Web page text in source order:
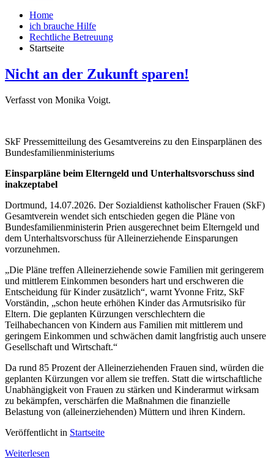
Home
ich brauche Hilfe
Rechtliche Betreuung
Startseite
Nicht an der Zukunft sparen!
Verfasst von Monika Voigt.
SkF Pressemitteilung des Gesamtvereins zu den Einsparplänen des
Bundesfamilienministeriums
Einsparpläne beim Elterngeld und Unterhaltsvorschuss sind
inakzeptabel
Dortmund, 14.07.2026. Der Sozialdienst katholischer Frauen (SkF)
Gesamtverein wendet sich entschieden gegen die Pläne von
Bundesfamilienministerin Prien ausgerechnet beim Elterngeld und
dem Unterhaltsvorschuss für Alleinerziehende Einsparungen
vorzunehmen.
„Die Pläne treffen Alleinerziehende sowie Familien mit geringerem
und mittlerem Einkommen besonders hart und erschweren die
Entscheidung für Kinder zusätzlich“, warnt Yvonne Fritz, SkF
Vorständin, „schon heute erhöhen Kinder das Armutsrisiko für
Eltern. Die geplanten Kürzungen verschlechtern die
Teilhabechancen von Kindern aus Familien mit mittlerem und
geringem Einkommen und schwächen damit langfristig auch unsere
Gesellschaft und Wirtschaft.“
Da rund 85 Prozent der Alleinerziehenden Frauen sind, würden die
geplanten Kürzungen vor allem sie treffen. Statt die wirtschaftliche
Unabhängigkeit von Frauen zu stärken und Kinderarmut wirksam
zu bekämpfen, verschärfen die Maßnahmen die finanzielle
Belastung von (alleinerziehenden) Müttern und ihren Kindern.
Veröffentlicht in Startseite
Weiterlesen